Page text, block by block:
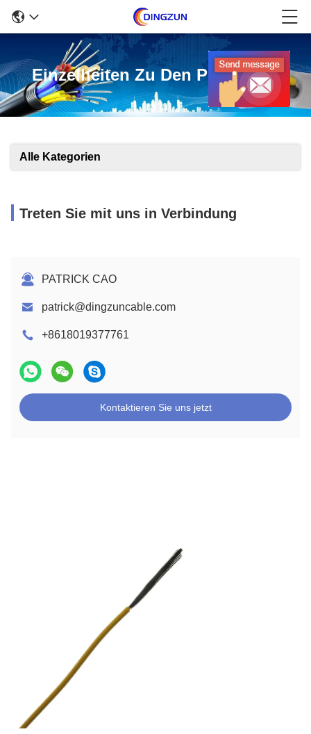
Einzelheiten Zu Den Produkten
Alle Kategorien
Treten Sie mit uns in Verbindung
PATRICK CAO
patrick@dingzuncable.com
+8618019377761
Kontaktieren Sie uns jetzt